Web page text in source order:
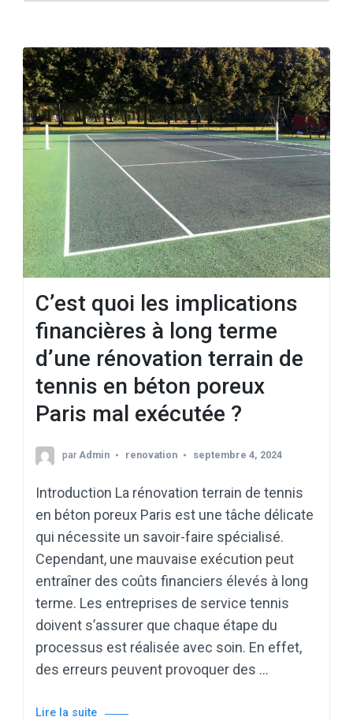
C’est quoi les implications
financières à long terme
d’une rénovation terrain de
tennis en béton poreux
Paris mal exécutée ?
parAdmin renovation septembre 4, 2024
Introduction La rénovation terrain de tennis
en béton poreux Paris est une tâche délicate
qui nécessite un savoir-faire spécialisé.
Cependant, une mauvaise exécution peut
entraîner des coûts financiers élevés à long
terme. Les entreprises de service tennis
doivent s’assurer que chaque étape du
processus est réalisée avec soin. En effet,
des erreurs peuvent provoquer des …
Lire la suite